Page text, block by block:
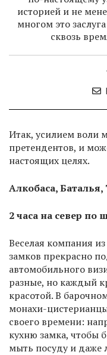
историей и не
многом это
сквозь
Итак, усилием воли
претендентов, и
настоящих целях.
Алкобаса,
2 часа на север по
Веселая компания
замков прекрасно
автомобильного
разные, но каждый
красотой. В
монахи-
своего времени:
кухню замка, чтобы
мыть посуду и даже